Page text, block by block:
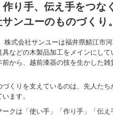
り手、伝え手をつな
ンユーのものづくり。
株式会社サンユーは福井県鯖江市
具などの木製品加工をメインにし
前から、越前漆器の技を生かした
づくりを支えているのは、先人た
ます。
ークは「使い手」「作り手」「伝